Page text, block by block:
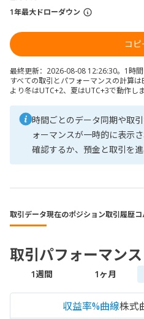
1年最大ドローダウン
コピ
最終更新：2026-08-08 12:26:30。1時間
すべての取引とパフォーマンスの計算
より冬はUTC+2、夏はUTC+3で動作しま
時間ごとのデータ同期や取
ォーマンスが一時的に表示
確認するか、預金と取引を進
取引データ現在のポジション取引履歴
取引パフォーマンス
1週間 1ヶ月
収益率%曲線株式